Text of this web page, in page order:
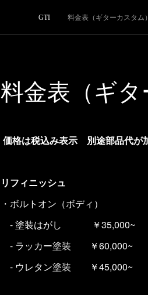
GTI 料金表（ギターカスタム）
料金表（ギタ
価格は税込み表示 別途部品代が
リフィニッシュ
・ボルトオン（ボディ）
- 塗装はがし ￥35,000~
- ラッカー塗装 ￥60,000~
- ウレタン塗装 ￥45,000~